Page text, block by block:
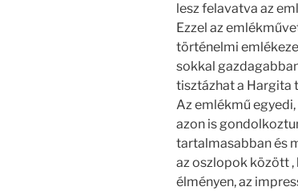
lesz felavatva az
Ezzel az
történelmi
sokkal
tisztázhat a Hargita
Az emlékmű
azon is
tartalmasabban és
az oszlopok között
élményen, az